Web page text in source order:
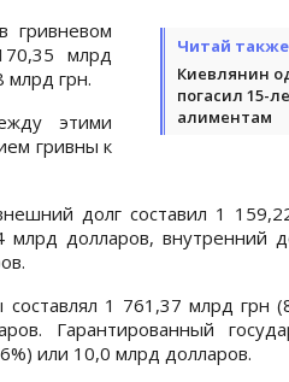
Читай
Киевлянин
погасил 15-
алиментам
гривневом
млрд
млрд грн.
этими
гривны к
долг составил 1
долларов, внутренний
составлял 1 761,37 млрд
Гарантированный
или 10,0 млрд долларов.